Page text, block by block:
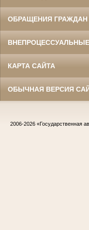
ОБРАЩЕНИЯ ГРАЖДАН
КАРТА САЙТА
ОБЫЧНАЯ ВЕРСИЯ
2006-2026 «Государственная